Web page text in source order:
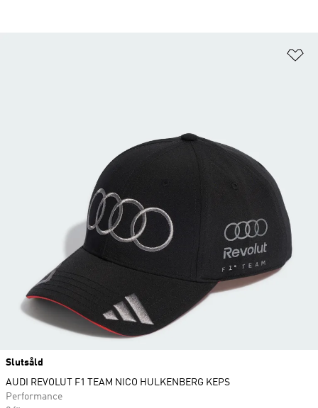
Slutsåld
AUDI REVOLUT F1 TEAM NICO HULKENBERG KEPS
Performance